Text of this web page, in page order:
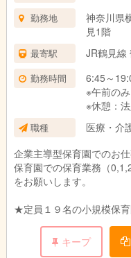
勤務地
神奈川県
見1階
最寄駅 JR鶴見線
勤務時間
6:45～
※午前の
※休憩：
職種
医療・介
企業主導型保育園でのお
保育園での保育業務（
をお願いします。
★定員１９名の小規模保
ご家庭、職員、地域のト
れるような環境づくりを
キープ